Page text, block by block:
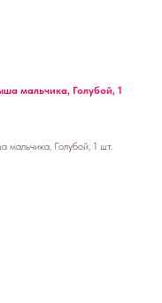
мальчика, Голубой, 1
Голубой, 1 шт.